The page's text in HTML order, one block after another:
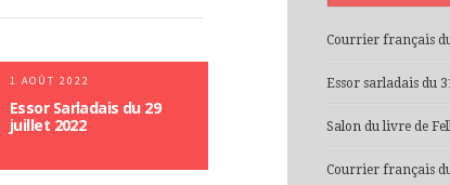
1 AOÛT 2022
Essor Sarladais du 29
juillet 2022
Courrier français
Essor sarladais du
Salon du livre de
Courrier français